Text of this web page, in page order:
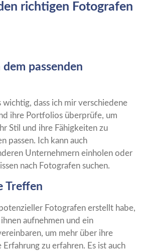
richtigen Fotografen
dem passenden
wichtig, dass ich mir verschiedene
ihre Portfolios überprüfe, um
Stil und ihre Fähigkeiten zu
passen. Ich kann auch
Unternehmern einholen oder
nach Fotografen suchen.
Treffen
Fotografen erstellt habe,
aufnehmen und ein
um mehr über ihre
zu erfahren. Es ist auch